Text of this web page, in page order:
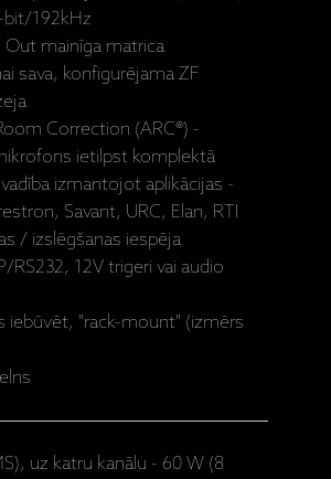
bit/192kHz
mainīga matrica
sava, konfigurējama ZF
Correction (ARC®) -
ietilpst komplektā
vadība izmantojot aplikācijas -
Savant, URC, Elan, RTI
/ izslēgšanas iespēja
RS232, 12V trigeri vai audio
iebūvēt, "rack-mount" (izmērs
uz katru kanālu - 60 W (8